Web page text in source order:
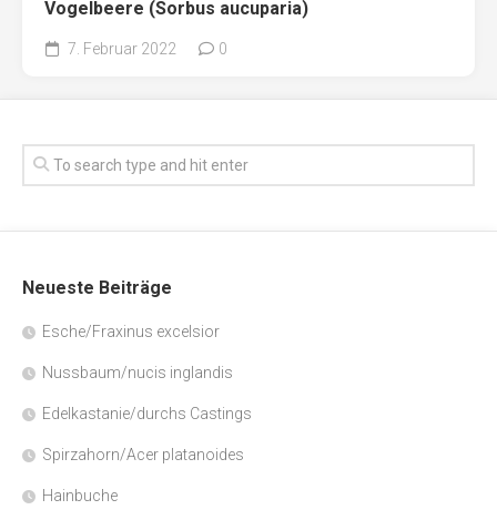
Vogelbeere (Sorbus aucuparia)
7. Februar 2022 0
Neueste Beiträge
Esche/Fraxinus excelsior
Nussbaum/nucis inglandis
Edelkastanie/durchs Castings
Spirzahorn/Acer platanoides
Hainbuche